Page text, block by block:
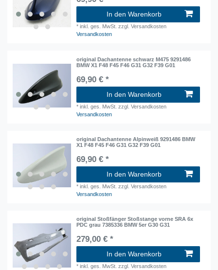
In den Warenkorb
*inkl. ges. MwSt. zzgl. Versandkosten
Versandkosten
original Dachantenne schwarz M475 9291486
BMW X1 F48 F45 F46 G31 G32 F39 G01
69,90 € *
In den Warenkorb
*inkl. ges. MwSt. zzgl. Versandkosten
Versandkosten
original Dachantenne Alpinweiß 9291486 BMW
X1 F48 F45 F46 G31 G32 F39 G01
69,90 € *
In den Warenkorb
*inkl. ges. MwSt. zzgl. Versandkosten
Versandkosten
original Stoßfänger Stoßstange vorne SRA 6x
PDC grau 7385336 BMW 5er G30 G31
279,00 € *
In den Warenkorb
*inkl. ges. MwSt. zzgl. Versandkosten